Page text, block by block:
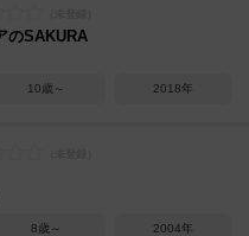
のSAKURA
10歳～ 2018年
8歳～ 2004年